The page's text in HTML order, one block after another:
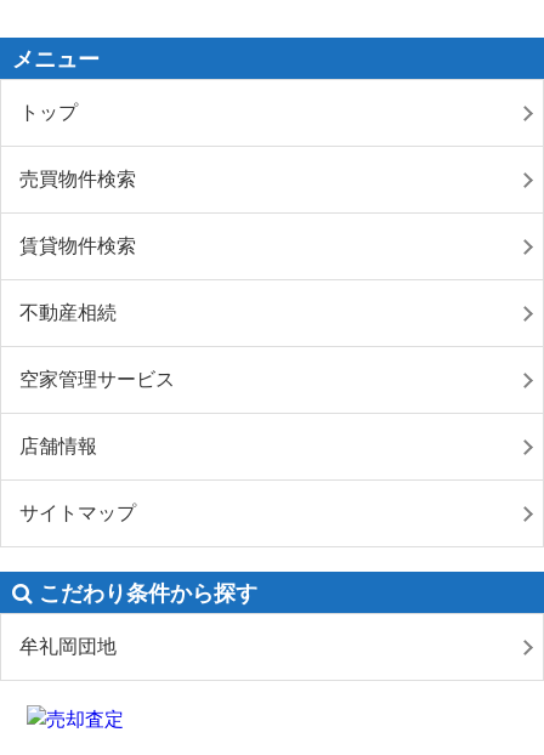
メニュー
トップ
売買物件検索
賃貸物件検索
不動産相続
空家管理サービス
店舗情報
サイトマップ
こだわり条件から探す
牟礼岡団地